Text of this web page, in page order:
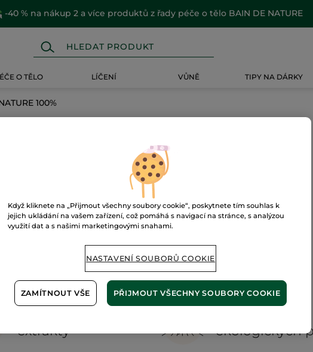
-40 % na nákup 2 a více produktů z řady péče o tělo BAIN DE NATURE
O TĚLO LÍČENÍ VŮNĚ TIPY NA DÁRKY
100%
100%
extrakty
ekologických
Když kliknete na „Přijmout všechny soubory cookie“, poskytnete tím souhlas k
jejich ukládání na vašem zařízení, což pomáhá s navigací na stránce, s analýzou
využití dat a s našimi marketingovými snahami.
NASTAVENÍ SOUBORŮ COOKIE
ZAMÍTNOUT VŠE PŘIJMOUT VŠECHNY SOUBORY COOKIE